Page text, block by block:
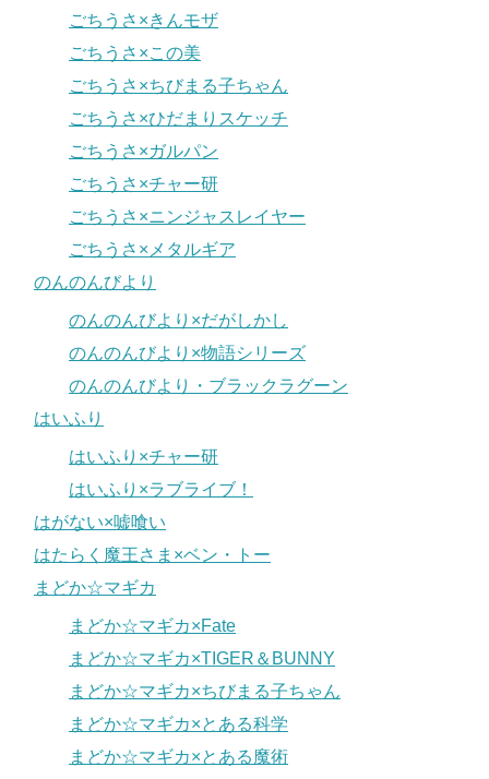
ごちうさ×きんモザ
ごちうさ×この美
ごちうさ×ちびまる子ちゃん
ごちうさ×ひだまりスケッチ
ごちうさ×ガルパン
ごちうさ×チャー研
ごちうさ×ニンジャスレイヤー
ごちうさ×メタルギア
のんのんびより
のんのんびより×だがしかし
のんのんびより×物語シリーズ
のんのんびより・ブラックラグーン
はいふり
はいふり×チャー研
はいふり×ラブライブ！
はがない×嘘喰い
はたらく魔王さま×ベン・トー
まどか☆マギカ
まどか☆マギカ×Fate
まどか☆マギカ×TIGER＆BUNNY
まどか☆マギカ×ちびまる子ちゃん
まどか☆マギカ×とある科学
まどか☆マギカ×とある魔術